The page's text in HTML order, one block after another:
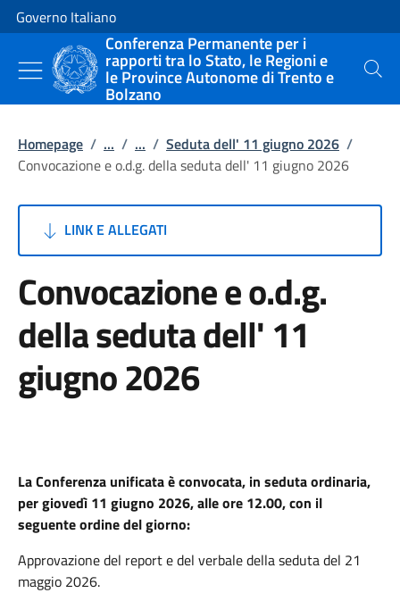
Vai al contenuto
Vai alla navigazione del sito
Governo Italiano
Conferenza Permanente per i
rapporti tra lo Stato, le Regioni e
le Province Autonome di Trento e
Bolzano
Cerca
Homepage / ... / ... / Seduta dell' 11 giugno 2026 /
Convocazione e o.d.g. della seduta dell' 11 giugno 2026
LINK E ALLEGATI
Convocazione e o.d.g.
della seduta dell' 11
giugno 2026
La Conferenza unificata è convocata, in seduta ordinaria,
per giovedì 11 giugno 2026, alle ore 12.00, con il
seguente ordine del giorno:
Approvazione del report e del verbale della seduta del 21
maggio 2026.